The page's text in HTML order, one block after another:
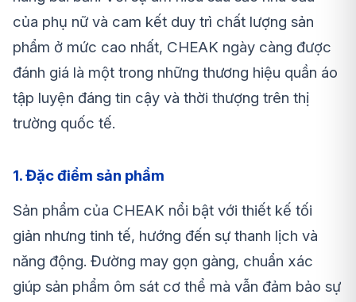
của phụ nữ và cam kết duy trì chất lượng sản
phẩm ở mức cao nhất, CHEAK ngày càng được
đánh giá là một trong những thương hiệu quần áo
tập luyện đáng tin cậy và thời thượng trên thị
trường quốc tế.
1. Đặc điểm sản phẩm
Sản phẩm của CHEAK nổi bật với thiết kế tối
giản nhưng tinh tế, hướng đến sự thanh lịch và
năng động. Đường may gọn gàng, chuẩn xác
giúp sản phẩm ôm sát cơ thể mà vẫn đảm bảo sự